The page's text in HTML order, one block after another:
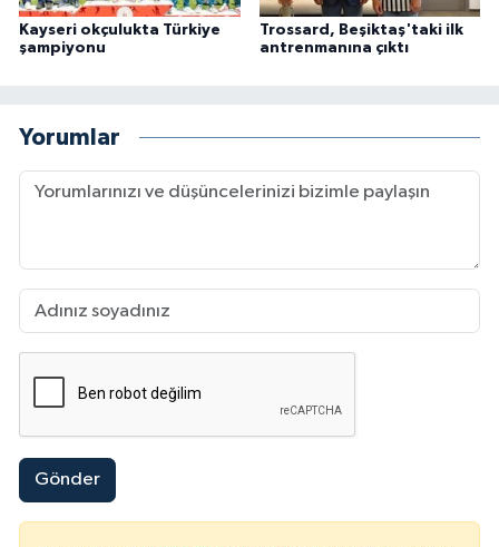
Kayseri okçulukta Türkiye
şampiyonu
Trossard, Beşiktaş'taki ilk
antrenmanına çıktı
Yorumlar
Gönder